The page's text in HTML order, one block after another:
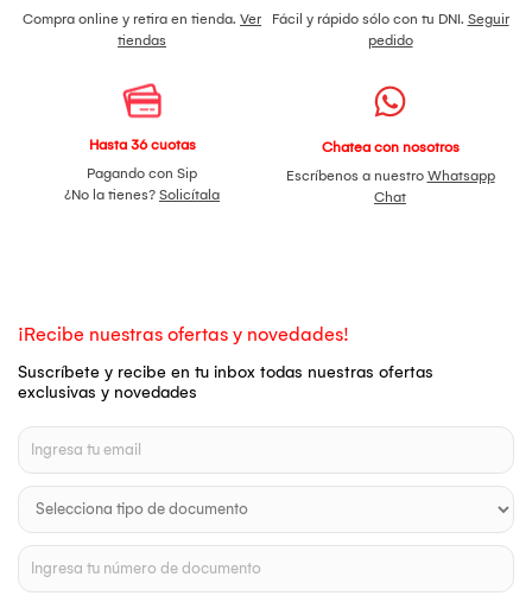
Compra online y retira en tienda. Ver
tiendas
Fácil y rápido sólo con tu DNI. Seguir
pedido
Hasta 36 cuotas
Pagando con Sip
¿No la tienes? Solicítala
Chatea con nosotros
Escríbenos a nuestro Whatsapp
Chat
¡Recibe nuestras ofertas y novedades!
Suscríbete y recibe en tu inbox todas nuestras ofertas
exclusivas y novedades